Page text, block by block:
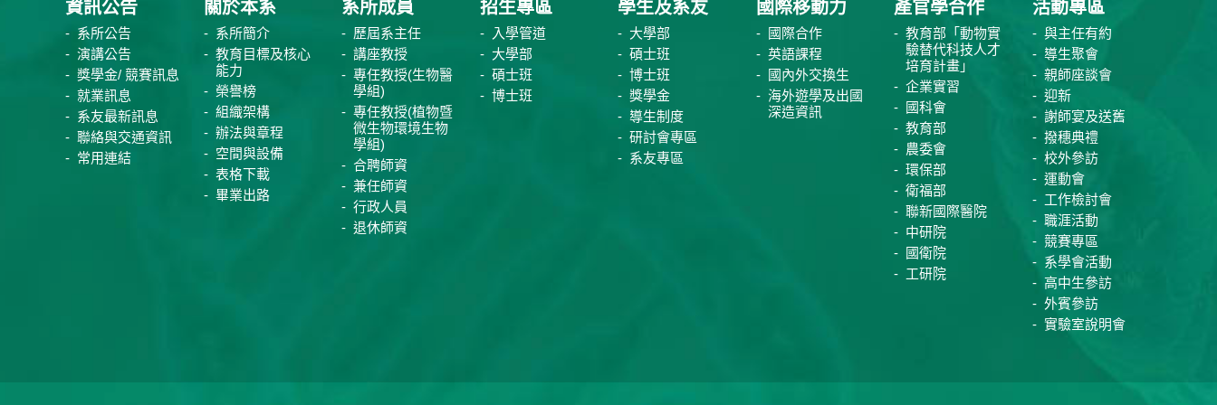
資訊公告
系所公告
演講公告
獎學金/ 競賽訊息
就業訊息
系友最新訊息
聯絡與交通資訊
常用連結
關於本系
系所簡介
教育目標及核心
能力
榮譽榜
組織架構
辦法與章程
空間與設備
表格下載
畢業出路
系所成員
歷屆系主任
講座教授
專任教授(生物醫
學組)
專任教授(植物暨
微生物環境生物
學組)
合聘師資
兼任師資
行政人員
退休師資
招生專區
入學管道
大學部
碩士班
博士班
學生及系友
大學部
碩士班
博士班
獎學金
導生制度
研討會專區
系友專區
國際移動力
國際合作
英語課程
國內外交換生
海外遊學及出國
深造資訊
產官學合作
教育部「動物實
驗替代科技人才
培育計畫」
企業實習
國科會
教育部
農委會
環保部
衛福部
聯新國際醫院
中研院
國衛院
工研院
活動專區
與主任有約
導生聚會
親師座談會
迎新
謝師宴及送舊
撥穗典禮
校外參訪
運動會
工作檢討會
職涯活動
競賽專區
系學會活動
高中生參訪
外賓參訪
實驗室說明會